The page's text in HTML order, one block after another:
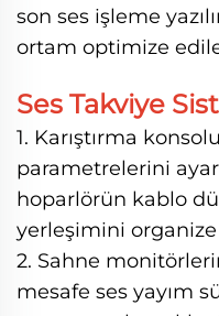
son ses işleme
ortam optimize
Ses Takviye
1. Karıştırma
parametrelerini
hoparlörün kablo
yerleşimini
2. Sahne
mesafe ses yayım